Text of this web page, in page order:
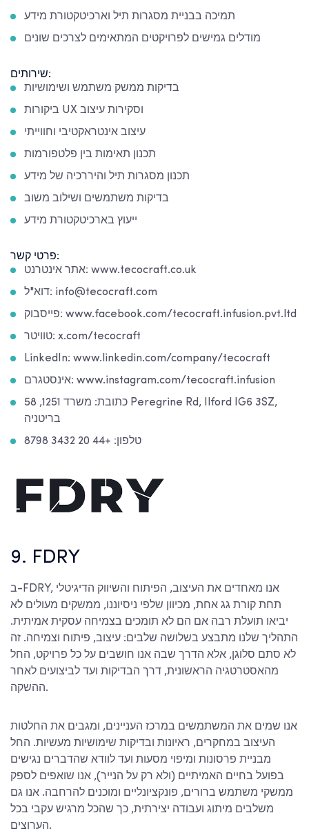
תמיכה בבניית מסגרות תיל וארכיטקטורת מידע
מודלים גמישים לפרויקטים המתאימים לצרכים שונים
שירותים:
בדיקות ממשק משתמש ושימושיות
ביקורות UX וסקירות עיצוב
עיצוב אינטראקטיבי וחווייתי
תכנון תאימות בין פלטפורמות
תכנון מסגרות תיל והיררכיה של מידע
בדיקות משתמשים ושילוב משוב
ייעוץ בארכיטקטורת מידע
פרטי קשר:
אתר אינטרנט: www.tecocraft.co.uk
דוא"ל: info@tecocraft.com
פייסבוק: www.facebook.com/tecocraft.infusion.pvt.ltd
טוויטר: x.com/tecocraft
LinkedIn: www.linkedin.com/company/tecocraft
אינסטגרם: www.instagram.com/tecocraft.infusion
כתובת: משרד 1251, 58 Peregrine Rd, Ilford IG6 3SZ,
בריטניה
טלפון: +44 20 3432 8798
9. FDRY
ב-FDRY, אנו מאחדים את העיצוב, הפיתוח והשיווק הדיגיטלי
תחת קורת גג אחת, מכיוון שלפי ניסיוננו, ממשקים מעולים לא
יביאו תועלת רבה אם הם לא תומכים בצמיחה עסקית אמיתית.
התהליך שלנו מתבצע בשלושה שלבים: עיצוב, פיתוח וצמיחה. זה
לא סתם סלוגן, אלא הדרך שבה אנו חושבים על כל פרויקט, החל
מהאסטרטגיה הראשונית, דרך הבדיקות ועד לביצועים לאחר
ההשקה.
אנו שמים את המשתמשים במרכז העניינים, ומגבים את החלטות
העיצוב במחקרים, ראיונות ובדיקות שימושיות מעשיות. החל
מבניית פרסונות ומיפוי מסעות ועד לוודא שהדברים נגישים
בפועל בחיים האמיתיים (ולא רק על הנייר), אנו שואפים לספק
ממשקי משתמש ברורים, פונקציונליים ומוכנים להרחבה. אנו גם
משלבים מיתוג ועבודה יצירתית, כך שהכל מרגיש עקבי בכל
הערוצים.